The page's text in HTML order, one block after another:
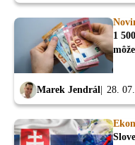
1
Marek Jendrál 28.